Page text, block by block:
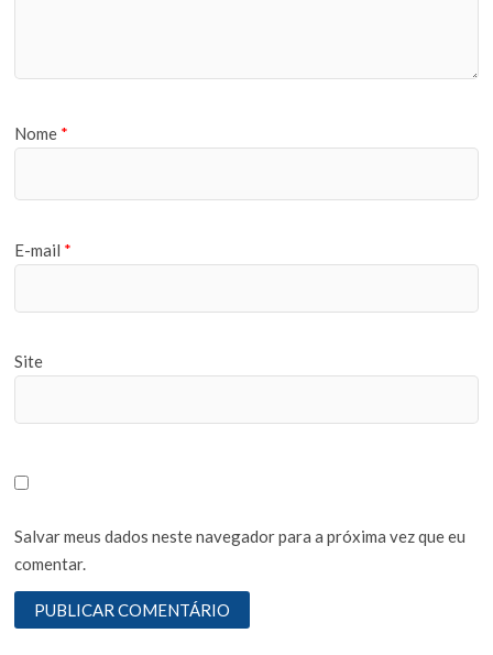
Nome *
E-mail *
Site
Salvar meus dados neste navegador para a próxima vez que eu
comentar.